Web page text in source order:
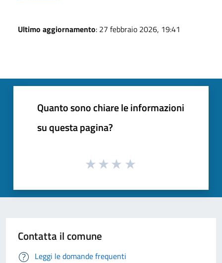
Ultimo aggiornamento: 27 febbraio 2026, 19:41
Quanto sono chiare le informazioni
su questa pagina?
Contatta il comune
Leggi le domande frequenti